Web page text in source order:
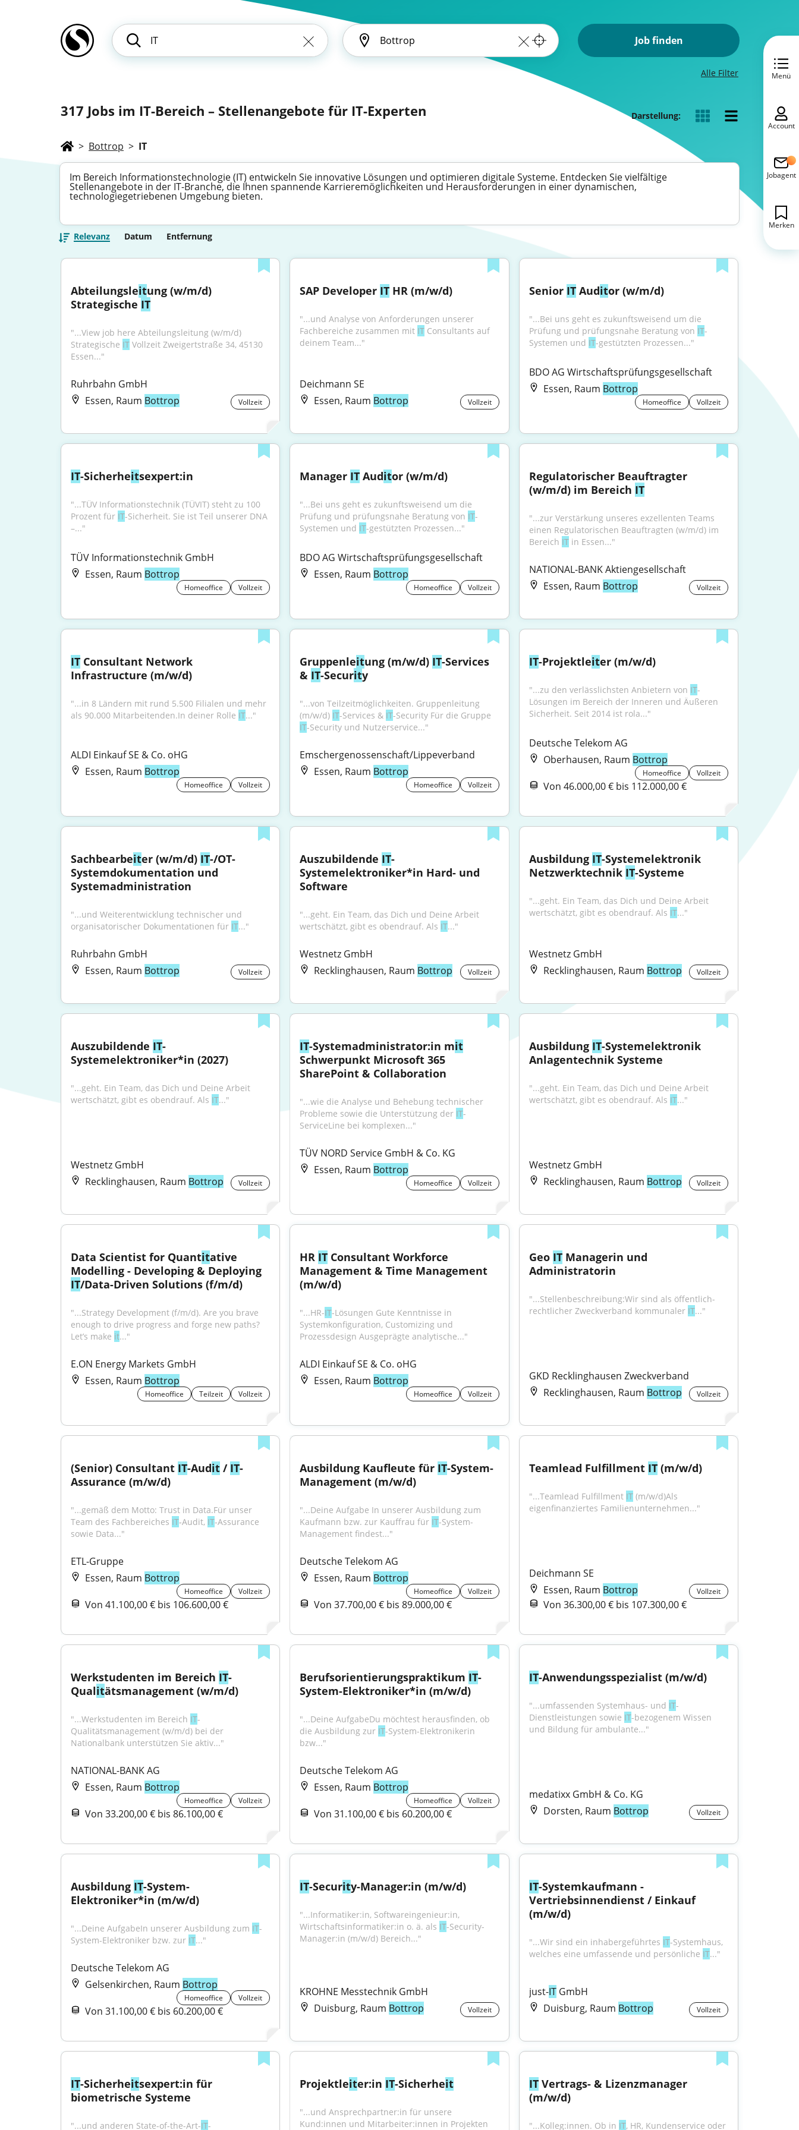
Job finden
Alle Filter
317 Jobs im IT-Bereich – Stellenangebote für IT-Experten Darstellung:
> Bottrop > IT
Im Bereich Informationstechnologie (IT) entwickeln Sie innovative Lösungen und optimieren digitale Systeme. Entdecken Sie vielfältige
Stellenangebote in der IT-Branche, die Ihnen spannende Karrieremöglichkeiten und Herausforderungen in einer dynamischen,
technologiegetriebenen Umgebung bieten.
Relevanz Datum Entfernung
Abteilungsleitung (w/m/d)
Strategische IT
"...View job here Abteilungsleitung (w/m/d)
Strategische IT Vollzeit Zweigertstraße 34, 45130
Essen..."
Ruhrbahn GmbH
Essen, Raum Bottrop Vollzeit
SAP Developer IT HR (m/w/d)
"...und Analyse von Anforderungen unserer
Fachbereiche zusammen mit IT Consultants auf
deinem Team..."
Deichmann SE
Essen, Raum Bottrop Vollzeit
Senior IT Auditor (w/m/d)
"...Bei uns geht es zukunftsweisend um die
Prüfung und prüfungsnahe Beratung von IT-
Systemen und IT-gestützten Prozessen..."
BDO AG Wirtschaftsprüfungsgesellschaft
Essen, Raum Bottrop
Homeoffice Vollzeit
IT-Sicherheitsexpert:in
"...TÜV Informationstechnik (TÜVIT) steht zu 100
Prozent für IT-Sicherheit. Sie ist Teil unserer DNA
–..."
TÜV Informationstechnik GmbH
Essen, Raum Bottrop
Homeoffice Vollzeit
Manager IT Auditor (w/m/d)
"...Bei uns geht es zukunftsweisend um die
Prüfung und prüfungsnahe Beratung von IT-
Systemen und IT-gestützten Prozessen..."
BDO AG Wirtschaftsprüfungsgesellschaft
Essen, Raum Bottrop
Homeoffice Vollzeit
Regulatorischer Beauftragter
(w/m/d) im Bereich IT
"...zur Verstärkung unseres exzellenten Teams
einen Regulatorischen Beauftragten (w/m/d) im
Bereich IT in Essen..."
NATIONAL-BANK Aktiengesellschaft
Essen, Raum Bottrop Vollzeit
IT Consultant Network
Infrastructure (m/w/d)
"...in 8 Ländern mit rund 5.500 Filialen und mehr
als 90.000 Mitarbeitenden.In deiner Rolle IT..."
ALDI Einkauf SE & Co. oHG
Essen, Raum Bottrop
Homeoffice Vollzeit
Gruppenleitung (m/w/d) IT-Services
& IT-Security
"...von Teilzeitmöglichkeiten. Gruppenleitung
(m/w/d) IT-Services & IT
IT-Security und Nutzerservice..."
Emschergenossenschaft/Lippeverband
Essen, Raum Bottrop
Homeoffice Vollzeit
IT-Projektleiter (m/w/d)
"...zu den verlässlichsten Anbietern von IT-
Lösungen im Bereich der Inneren und Äußeren
Sicherheit. Seit 2014 ist rola..."
Deutsche Telekom AG
Oberhausen, Raum Bottrop
Homeoffice Vollzeit
Von 46.000,00 € bis 112.000,00 €
Sachbearbeiter (w/m/d) IT-/OT-
Systemdokumentation und
Systemadministration
"...und Weiterentwicklung technischer und
organisatorischer Dokumentationen für IT..."
Ruhrbahn GmbH
Essen, Raum Bottrop Vollzeit
Auszubildende IT-
Systemelektroniker*in Hard- und
Software
"...geht. Ein Team, das Dich und Deine Arbeit
wertschätzt, gibt es obendrauf. Als IT..."
Westnetz GmbH
Recklinghausen, Raum Bottrop Vollzeit
Ausbildung IT-Systemelektronik
Netzwerktechnik IT-Systeme
"...geht. Ein Team, das Dich und Deine Arbeit
wertschätzt, gibt es obendrauf. Als IT..."
Westnetz GmbH
Recklinghausen, Raum Bottrop Vollzeit
Auszubildende IT-
Systemelektroniker*in (2027)
"...geht. Ein Team, das Dich und Deine Arbeit
wertschätzt, gibt es obendrauf. Als IT..."
Westnetz GmbH
Recklinghausen, Raum Bottrop Vollzeit
IT-Systemadministrator:in mit
Schwerpunkt Microsoft 365
SharePoint & Collaboration
"...wie die Analyse und Behebung technischer
Probleme sowie die Unterstützung der IT-
ServiceLine bei komplexen..."
TÜV NORD Service GmbH & Co. KG
Essen, Raum Bottrop
Homeoffice Vollzeit
Ausbildung IT-Systemelektronik
Anlagentechnik Systeme
"...geht. Ein Team, das Dich und Deine Arbeit
wertschätzt, gibt es obendrauf. Als IT..."
Westnetz GmbH
Recklinghausen, Raum Bottrop Vollzeit
Data Scientist for Quantitative
IT/Data-Driven Solutions (f/m/d)
"...Strategy Development (f/m/d). Are you brave
enough to drive progress and forge new paths?
Let’s make it..."
E.ON Energy Markets GmbH
Essen, Raum Bottrop
Homeoffice Teilzeit Vollzeit
HR IT Consultant Workforce
Management & Time Management
(m/w/d)
"...HR-IT-Lösungen Gute Kenntnisse in
Systemkonfiguration, Customizing und
Prozessdesign Ausgeprägte analytische..."
ALDI Einkauf SE & Co. oHG
Essen, Raum Bottrop
Homeoffice Vollzeit
Geo IT Managerin und
Administratorin
"...Stellenbeschreibung:Wir sind als öffentlich-
rechtlicher Zweckverband kommunaler IT..."
GKD Recklinghausen Zweckverband
Recklinghausen, Raum Bottrop Vollzeit
(Senior) Consultant IT-Audit / IT-
Assurance (m/w/d)
"...gemäß dem Motto: Trust in Data.Für unser
Team des Fachbereiches IT‑Audit, IT‑Assurance
sowie Data..."
ETL-Gruppe
Essen, Raum Bottrop
Homeoffice Vollzeit
Von 41.100,00 € bis 106.600,00 €
Ausbildung Kaufleute für IT-System-
Management (m/w/d)
"...Deine Aufgabe In unserer Ausbildung zum
Kaufmann bzw. zur Kauffrau für IT-System-
Management findest..."
Deutsche Telekom AG
Essen, Raum Bottrop
Homeoffice Vollzeit
Von 37.700,00 € bis 89.000,00 €
Teamlead Fulfillment IT (m/w/d)
"...Teamlead Fulfillment IT (m/w/d)Als
eigenfinanziertes Familienunternehmen..."
Deichmann SE
Essen, Raum Bottrop Vollzeit
Von 36.300,00 € bis 107.300,00 €
Werkstudenten im Bereich IT-
Qualitätsmanagement (w/m/d)
"...Werkstudenten im Bereich IT-
Qualitätsmanagement (w/m/d) bei der
Nationalbank unterstützen Sie aktiv..."
NATIONAL-BANK AG
Essen, Raum Bottrop
Homeoffice Vollzeit
Von 33.200,00 € bis 86.100,00 €
Berufsorientierungspraktikum IT-
System-Elektroniker*in (m/w/d)
"...Deine AufgabeDu möchtest herausfinden, ob
die Ausbildung zur IT-System-Elektronikerin
bzw..."
Deutsche Telekom AG
Essen, Raum Bottrop
Homeoffice Vollzeit
Von 31.100,00 € bis 60.200,00 €
IT-Anwendungsspezialist (m/w/d)
"...umfassenden Systemhaus- und IT-
Dienstleistungen sowie IT-bezogenem Wissen
und Bildung für ambulante..."
medatixx GmbH & Co. KG
Dorsten, Raum Bottrop Vollzeit
Ausbildung IT-System-
Elektroniker*in (m/w/d)
"...Deine AufgabeIn unserer Ausbildung zum IT-
System-Elektroniker bzw. zur IT..."
Deutsche Telekom AG
Gelsenkirchen, Raum Bottrop
Homeoffice Vollzeit
Von 31.100,00 € bis 60.200,00 €
IT-Security-Manager:in (m/w/d)
"...Informatiker:in, Softwareingenieur:in,
Wirtschaftsinformatiker:in o. ä. als IT-Security-
Manager:in (m/w/d) Bereich..."
KROHNE Messtechnik GmbH
Duisburg, Raum Bottrop Vollzeit
IT-Systemkaufmann -
Vertriebsinnendienst / Einkauf
(m/w/d)
"...Wir sind ein inhabergeführtes IT-Systemhaus,
welches eine umfassende und persönliche IT..."
just-IT GmbH
Duisburg, Raum Bottrop Vollzeit
IT-Sicherheitsexpert:in für
biometrische Systeme
"...und anderen State-of-the-Art-IT-
Projektleiter:in IT-Sicherheit
"...und Ansprechpartner:in für unsere
Kund:innen und Mitarbeiter:innen in Projekten
IT Vertrags- & Lizenzmanager
(m/w/d)
"...Kolleg:innen. Ob in IT, HR, Kundenservice oder
Menü
Account
Jobagent
Merken